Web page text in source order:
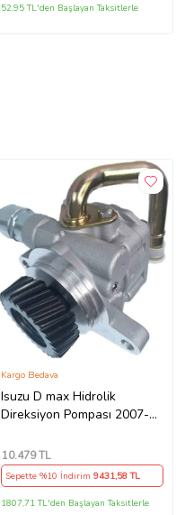
52,95 TL'den Başlayan Taksitlerle
Isuzu D max Hidrolik
Direksiyon Pompası 2007-
Kargo Bedava
10.479TL
Sepette %10 İndirim9431,58 TL
1807,71 TL'den Başlayan Taksitlerle